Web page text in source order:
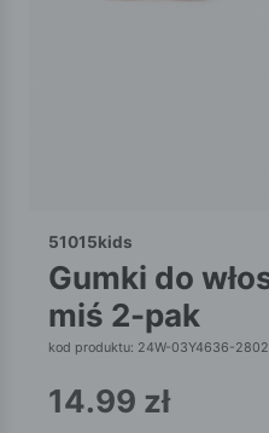
51015kids
gumki do włosów tęczowy
miś 2-pak
kod produktu: 24W-03Y4636-2802
14.99 zł